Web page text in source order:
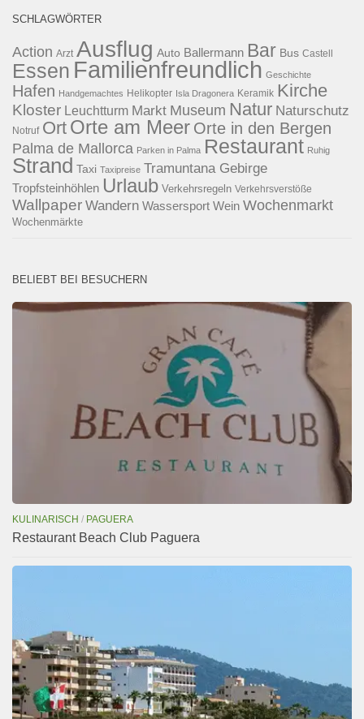
SCHLAGWÖRTER
Action Arzt Ausflug Auto Ballermann Bar Bus Castell
Essen Familienfreundlich Geschichte
Hafen Handgemachtes Helikopter Isla Dragonera Keramik Kirche
Kloster Leuchtturm Markt Museum Natur Naturschutz
Notruf Ort Orte am Meer Orte in den Bergen
Palma de Mallorca Parken in Palma Restaurant Ruhig
Strand Taxi Taxipreise Tramuntana Gebirge
Tropfsteinhöhlen Urlaub Verkehrsregeln Verkehrsverstöße
Wallpaper Wandern Wassersport Wein Wochenmarkt
Wochenmärkte
BELIEBT BEI BESUCHERN
KULINARISCH / PAGUERA
Restaurant Beach Club Paguera